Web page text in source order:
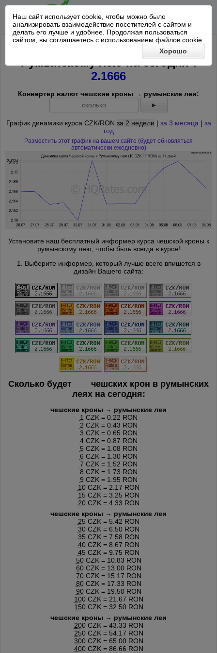
Наш сайт использует cookie, чтобы можно было
анализировать взаимодействие посетителей с сайтом и
делать его лучше и удобнее. Продолжая пользоваться
сайтом, вы соглашаетесь с использованием файлов cookie.
Хорошо
Курс 10 Чешских крон к
Румынскому лею насегодня*:
2.1666
Конвертер валют чешские кроны → румынские леи:
►
График динамики курса CZK/RON за 2 недели | за 3 месяца | за
год
Разместить этот график на вашем сайте (будет обновляться
автоматически ежедневно)
Установите наш бесплатный информер курса чешской кроны к
румынскому лею, чтобы быть всегда в курсе!
1. Выберите информер, который лучше всего впишется в
дизайн Вашего сайта:
Сколько будет
чешских крон в румынских
леях на сегодня:
чешские кроны → румынские леи
1 CZK = 0.22 RON
2 CZK = 0.43 RON
3 CZK = 0.65 RON
4CZK = 0.87 RON
5 CZK = 1.08 RON
6 CZK = 1.30 RON
7 CZK = 1.52 RON
8 CZK = 1.73 RON
9 CZK = 1.95 RON
10CZK = 2.17 RON
15 CZK = 3.25 RON
20CZK = 4.33 RON
чешские кроны → румынские леи
25 CZK = 5.42 RON
30CZK = 6.50 RON
35 CZK = 7.58 RON
40CZK = 8.67 RON
45 CZK = 9.75 RON
50CZK = 10.83 RON
60CZK = 13.00 RON
70CZK = 15.17 RON
80CZK = 17.33 RON
90CZK = 19.50 RON
100CZK = 21.67 RON
150CZK = 32.50 RON
чешские кроны → румынские леи
200CZK = 43.33 RON
250CZK = 54.17 RON
300CZK = 65.00 RON
400CZK = 86.66 RON